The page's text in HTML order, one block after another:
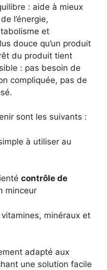
: aide à mieux
l’énergie,
et
douce qu’un produit
du produit tient
: pas besoin de
compliquée, pas de
sont les suivants :
à utiliser au
contrôle de
minceur
minéraux et
adapté aux
une solution facile